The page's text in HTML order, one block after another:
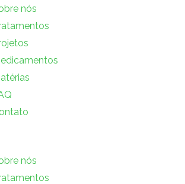
nós
nós